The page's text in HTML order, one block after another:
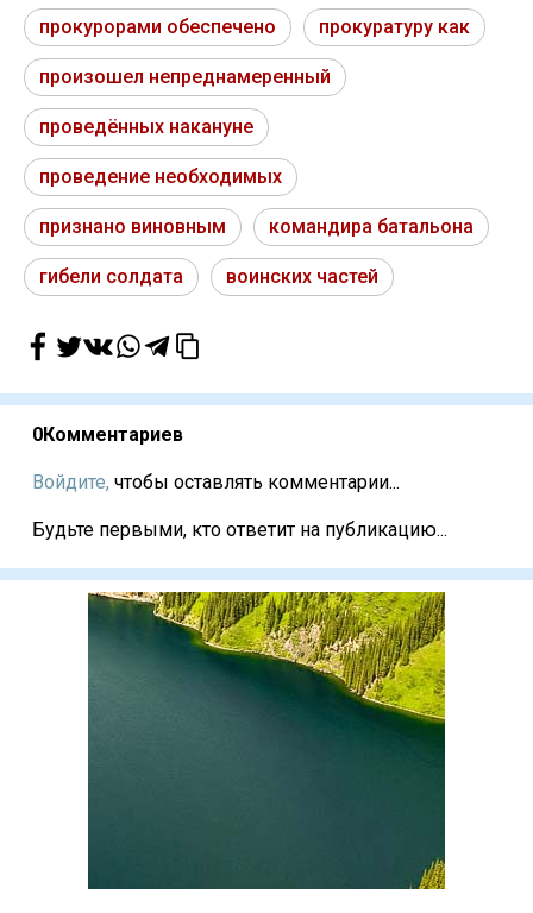
прокурорами обеспечено прокуратуру как
произошел непреднамеренный
проведённых накануне
проведение необходимых
признано виновным командира батальона
гибели солдата воинских частей
0Комментариев
Войдите, чтобы оставлять комментарии...
Будьте первыми, кто ответит на публикацию...